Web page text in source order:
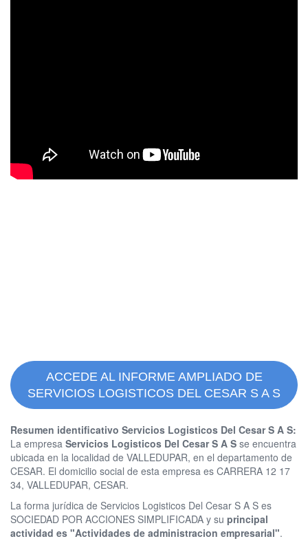
ACCEDE AL INFORME AMPLIADO DE
SERVICIOS LOGISTICOS DEL CESAR S A S
Resumen identificativo Servicios Logisticos Del Cesar S A S:
La empresa Servicios Logisticos Del Cesar S A S se encuentra
ubicada en la localidad de VALLEDUPAR, en el departamento de
CESAR. El domicilio social de esta empresa es CARRERA 12 17
34, VALLEDUPAR, CESAR.
La forma jurídica de Servicios Logisticos Del Cesar S A S es
SOCIEDAD POR ACCIONES SIMPLIFICADA y su principal
actividad es "Actividades de administracion empresarial".